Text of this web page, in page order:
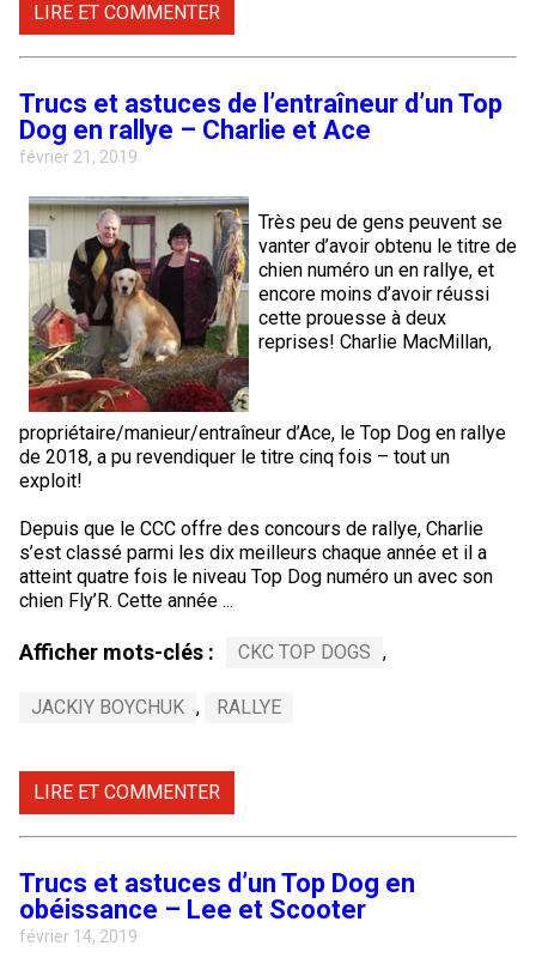
LIRE ET COMMENTER
Trucs et astuces de l’entraîneur d’un Top
Dog en rallye – Charlie et Ace
février 21, 2019
Très peu de gens peuvent se
vanter d’avoir obtenu le titre de
chien numéro un en rallye, et
encore moins d’avoir réussi
cette prouesse à deux
reprises! Charlie MacMillan,
propriétaire/manieur/entraîneur d’Ace, le Top Dog en rallye
de 2018, a pu revendiquer le titre cinq fois – tout un
exploit!
Depuis que le CCC offre des concours de rallye, Charlie
s’est classé parmi les dix meilleurs chaque année et il a
atteint quatre fois le niveau Top Dog numéro un avec son
chien Fly’R. Cette année ...
Afficher mots-clés : CKC TOP DOGS ,
JACKIY BOYCHUK , RALLYE
LIRE ET COMMENTER
Trucs et astuces d’un Top Dog en
obéissance – Lee et Scooter
février 14, 2019